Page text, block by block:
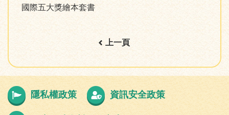
國際五大獎繪本套書
上一頁
隱私權政策 資訊安全政策